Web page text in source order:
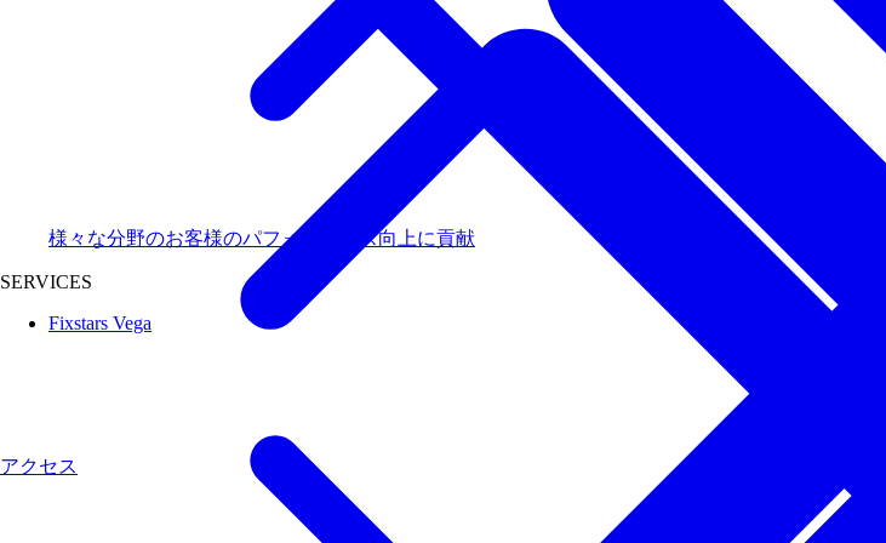
アクセス
様々な分野のお客様のパフォーマンス向上に貢献
SERVICES
Fixstars Vega